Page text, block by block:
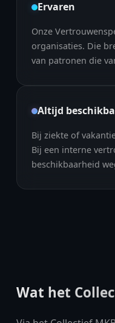
Ervaren
Onze
organisaties. Die
van patronen die
Altijd
Bij ziekte of
Bij een interne
beschikbaarheid
Wat het